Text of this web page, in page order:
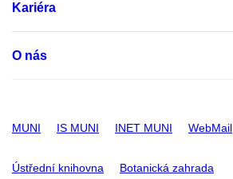
Kariéra
O nás
MUNI IS MUNI INET MUNI WebMail
Ústřední knihovna Botanická zahrada